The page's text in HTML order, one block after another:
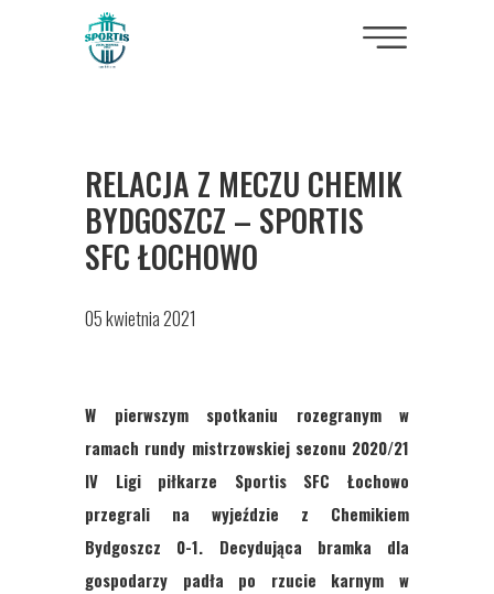
05 kwietnia 2021
RELACJA Z MECZU CHEMIK
BYDGOSZCZ – SPORTIS
SFC ŁOCHOWO
W pierwszym spotkaniu rozegranym w
ramach rundy mistrzowskiej sezonu 2020/21
IV Ligi piłkarze Sportis SFC Łochowo
przegrali na wyjeździe z Chemikiem
Bydgoszcz 0-1. Decydująca bramka dla
gospodarzy padła po rzucie karnym w